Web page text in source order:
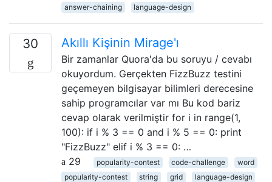
answer-chaining
language-design
30 Akıllı Kişinin Mirage'ı
Bir zamanlar Quora'da bu soruyu / cevabı
okuyordum. Gerçekten FizzBuzz testini
geçemeyen bilgisayar bilimleri derecesine
sahip programcılar var mı Bu kod bariz
cevap olarak verilmiştir for i in range(1,
100): if i % 3 == 0 and i % 5 == 0: print
"FizzBuzz" elif i % 3 == 0: …
29
popularity-contest code-challenge
word
popularity-contest
string grid
language-design